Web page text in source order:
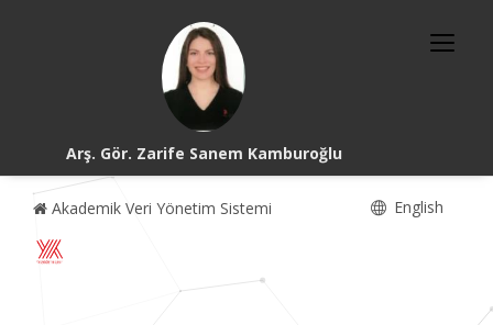
Arş. Gör. Zarife Sanem Kamburoğlu
Akademik Veri Yönetim Sistemi English